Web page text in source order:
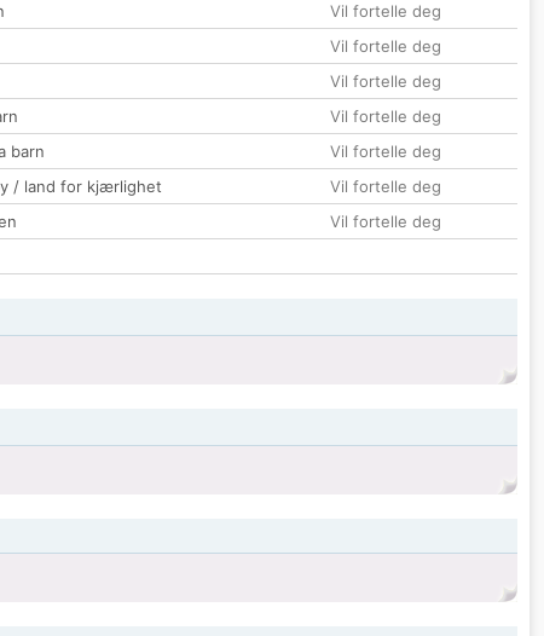
Vil fortelle deg
Vil fortelle deg
Vil fortelle deg
Vil fortelle deg
barn
Vil fortelle deg
/ land for kjærlighet
Vil fortelle deg
Vil fortelle deg